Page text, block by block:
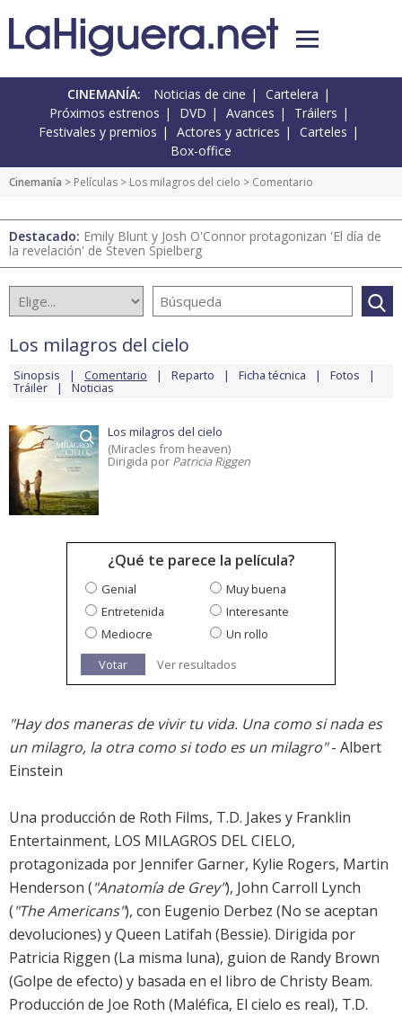
CINEMANÍA: Noticias de cine
Cartelera
Próximos estrenos
DVD Avances
Tráilers
Festivales y premios
Actores y actrices
Carteles
Box-office
Cinemanía > Películas > Los milagros del cielo > Comentario
Destacado: Emily Blunt y Josh O'Connor protagonizan 'El día de
la revelación' de Steven Spielberg
Los milagros del cielo
Sinopsis Comentario Reparto Ficha técnica Fotos
Tráiler Noticias
Los milagros del cielo
(Miracles from heaven)
Dirigida por Patricia Riggen
¿Qué te parece la película?
Genial
Muy buena
Entretenida
Interesante
Mediocre
Un rollo
Votar
Ver resultados
"Hay dos maneras de vivir tu vida. Una como si nada es
un milagro, la otra como si todo es un milagro"- Albert
Einstein
Una producción de Roth Films, T.D. Jakes y Franklin
Entertainment, LOS MILAGROS DEL CIELO,
protagonizada por Jennifer Garner, Kylie Rogers, Martin
Henderson ("Anatomía de Grey"), John Carroll Lynch
("The Americans"), con Eugenio Derbez (No se aceptan
devoluciones) y Queen Latifah (Bessie). Dirigida por
Patricia Riggen (La misma luna), guion de Randy Brown
(Golpe de efecto) y basada en el libro de Christy Beam.
Producción de Joe Roth (Maléfica, El cielo es real), T.D.